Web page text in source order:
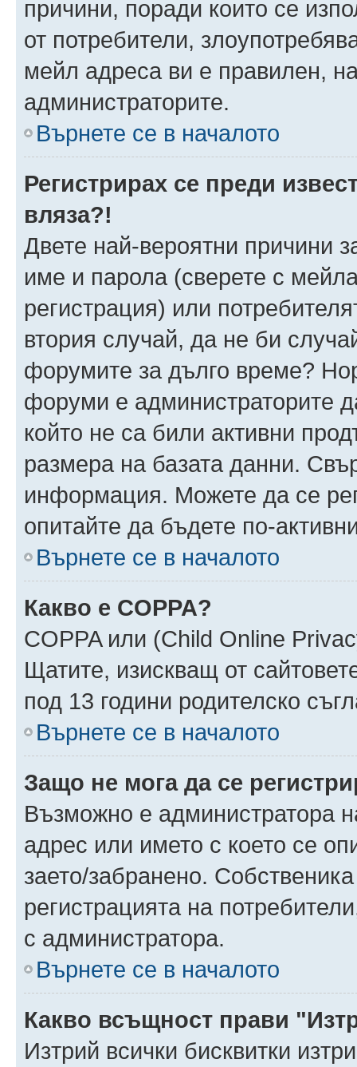
причини, поради които се
от потребители,
мейл адреса ви е правилен,
администраторите.
Върнете се в началото
Регистрирах се преди
вляза?!
Двете най-вероятни причини
име и парола (сверете с
регистрация) или
втория случай, да не би
форумите за дълго време?
форуми е администраторите
който не са били активни
размера на базата данни.
информация. Можете да се
опитайте да бъдете по-
Върнете се в началото
Какво е COPPA?
COPPA или (Child Online
Щатите, изискващ от
под 13 години родителско
Върнете се в началото
Защо не мога да се
Възможно е администратора
адрес или името с което се
заето/забранено.
регистрацията на
с администратора.
Върнете се в началото
Какво всъщност прави
Изтрий всички бисквитки